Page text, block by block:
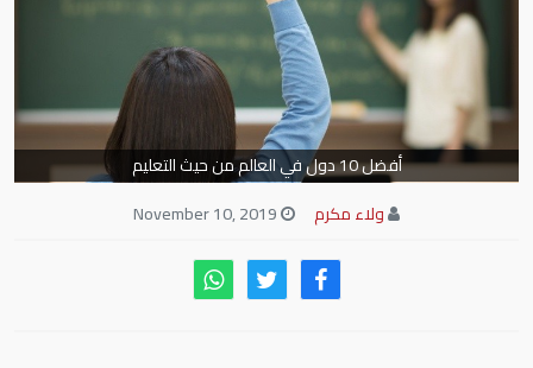
أفضل 10 دول في العالم من حيث التعليم
ولاء مكرم